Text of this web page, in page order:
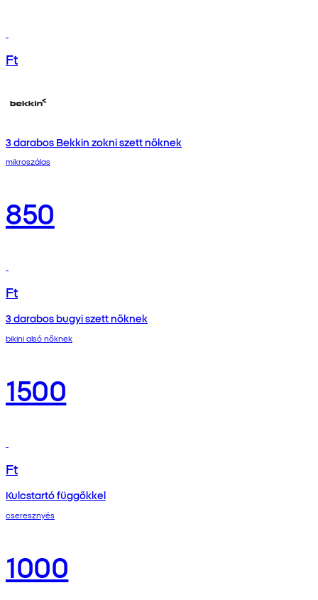
Ft
3 darabos Bekkin zokni szett nőknek
mikroszálas
850
Ft
3 darabos bugyi szett nőknek
bikini alsó nőknek
1500
Ft
Kulcstartó függőkkel
cseresznyés
1000